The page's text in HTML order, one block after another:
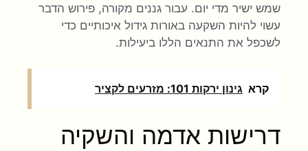
שמש ישיר מדי יום. עבור גננים מקורה, פירוש הדבר
עשוי להיות השקעה באורות גידול איכותיים כדי
לשכפל את התנאים הללו ביעילות.
קרא גינון ירקות 101: מזרעים לקציר
דרישות אדמה והשקיה